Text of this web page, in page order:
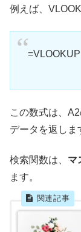
例えば、
この数式は、
データを返しま
検索関数は、 マ
ます。